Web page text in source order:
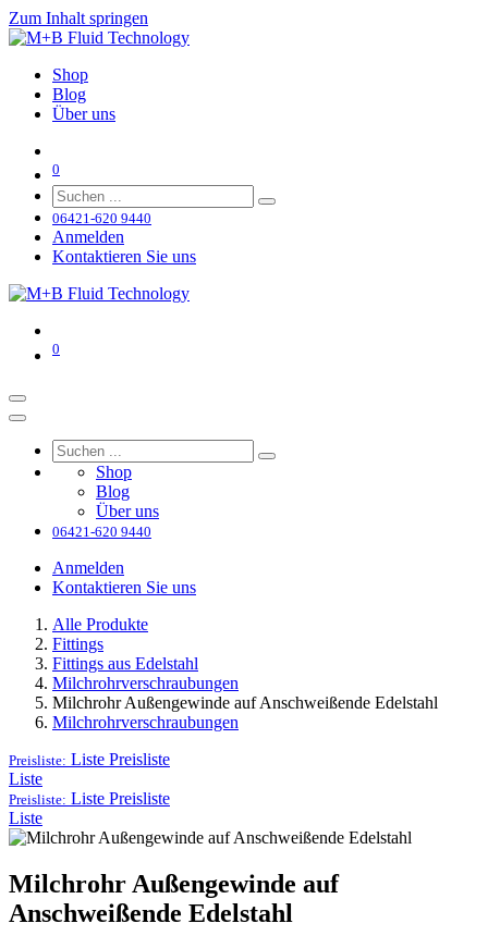
Zum Inhalt springen
Shop
Blog
Über uns
0
06421-620 9440
Anmelden
Kontaktieren Sie uns
0
Shop
Blog
Über uns
06421-620 9440
Anmelden
Kontaktieren Sie uns
Alle Produkte
Fittings
Fittings aus Edelstahl
Milchrohrverschraubungen
Milchrohr Außengewinde auf Anschweißende Edelstahl
Milchrohrverschraubungen
Preisliste: Liste Preisliste
Liste
Preisliste: Liste Preisliste
Liste
Milchrohr Außengewinde auf
Anschweißende Edelstahl